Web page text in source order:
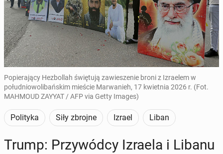
Popierający Hezbollah świętują zawieszenie broni z Izraelem w
południowolibańskim mieście Marwanieh, 17 kwietnia 2026 r. (Fot.
MAHMOUD ZAYYAT / AFP via Getty Images)
Polityka Siły zbrojne Izrael Liban
Trump: Przy­wód­cy Izraela i Libanu